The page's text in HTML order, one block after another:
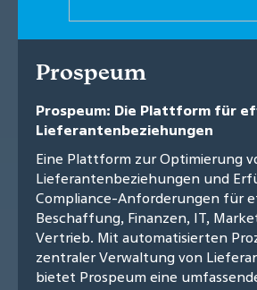
Prospeum
Prospeum: Die Plattform für
Lieferantenbeziehungen
Eine Plattform zur Optimierung
Lieferantenbeziehungen und
Compliance-Anforderungen für
Beschaffung, Finanzen, IT,
Vertrieb. Mit automatisierten
zentraler Verwaltung von
bietet Prospeum eine